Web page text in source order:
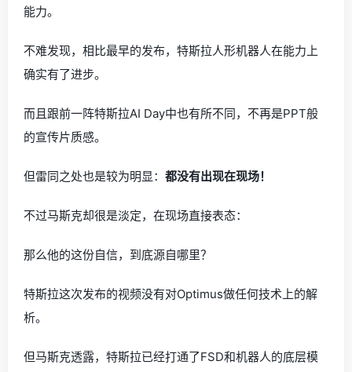
能力。
不难发现，相比最早的发布，特斯拉人形机器人在能力上
确实有了进步。
而且跟前一阵特斯拉AI Day中也有所不同，不再是PPT般
的宣传片质感。
但雷同之处也是较为明显： 都没有出现在现场！
不过马斯克却很是淡定，在现场直接表态：
那么他的这份自信，到底源自哪里？
特斯拉这次发布的视频没有对Optimus做任何技术上的解
析。
但马斯克透露，特斯拉已经打通了FSD和机器人的底层模